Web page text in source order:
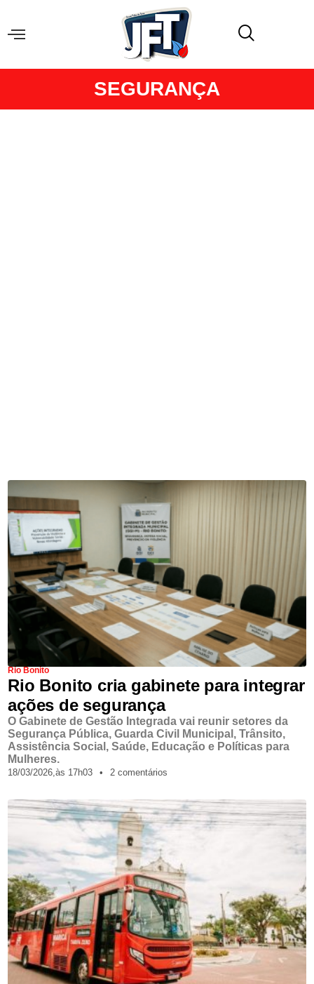
SEGURANÇA
Rio Bonito
Rio Bonito cria gabinete para integrar
ações de segurança
O Gabinete de Gestão Integrada vai reunir setores da
Segurança Pública, Guarda Civil Municipal, Trânsito,
Assistência Social, Saúde, Educação e Políticas para
Mulheres.
18/03/2026,às 17h03 • 2 comentários